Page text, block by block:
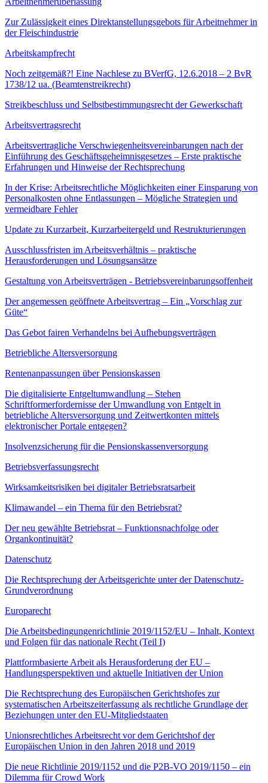
Zur Zulässigkeit eines Direktanstellungsgebots für Arbeitnehmer in
der Fleischindustrie
Arbeitskampfrecht
Noch zeitgemäß?! Eine Nachlese zu BVerfG, 12.6.2018 – 2 BvR
1738/12 ua. (Beamtenstreikrecht)
Streikbeschluss und Selbstbestimmungsrecht der Gewerkschaft
Arbeitsvertragsrecht
Arbeitsvertragliche Verschwiegenheitsvereinbarungen nach der
Einführung des Geschäftsgeheimnisgesetzes – Erste praktische
Erfahrungen und Hinweise der Rechtsprechung
In der Krise: Arbeitsrechtliche Möglichkeiten einer Einsparung von
Personalkosten ohne Entlassungen – Mögliche Strategien und
vermeidbare Fehler
Update zu Kurzarbeit, Kurzarbeitergeld und Restrukturierungen
Ausschlussfristen im Arbeitsverhältnis – praktische
Herausforderungen und Lösungsansätze
Gestaltung von Arbeitsverträgen - Betriebsvereinbarungsoffenheit
Der angemessen geöffnete Arbeitsvertrag – Ein „Vorschlag zur
Güte“
Das Gebot fairen Verhandelns bei Aufhebungsverträgen
Betriebliche Altersversorgung
Rentenanpassungen über Pensionskassen
Die digitalisierte Entgeltumwandlung – Stehen
Schriftformerfordernisse der Umwandlung von Entgelt in
betriebliche Altersversorgung und Zeitwertkonten mittels
elektronischer Portale entgegen?
Insolvenzsicherung für die Pensionskassenversorgung
Betriebsverfassungsrecht
Wirksamkeitsrisiken bei digitaler Betriebsratsarbeit
Klimawandel – ein Thema für den Betriebsrat?
Der neu gewählte Betriebsrat – Funktionsnachfolge oder
Organkontinuität?
Datenschutz
Die Rechtsprechung der Arbeitsgerichte unter der Datenschutz-
Grundverordnung
Europarecht
Die Arbeitsbedingungenrichtlinie 2019/1152/EU – Inhalt, Kontext
und Folgen für das nationale Recht (Teil I)
Plattformbasierte Arbeit als Herausforderung der EU –
Handlungsperspektiven und aktuelle Initiativen der Union
Die Rechtsprechung des Europäischen Gerichtshofes zur
systematischen Arbeitszeiterfassung als rechtliche Grundlage der
Beziehungen unter den EU-Mitgliedstaaten
Unionsrechtliches Arbeitsrecht vor dem Gerichtshof der
Europäischen Union in den Jahren 2018 und 2019
Die neue Richtlinie 2019/1152 und die P2B-VO 2019/1150 – ein
Dilemma für Crowd Work